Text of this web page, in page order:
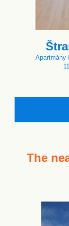
Apartmány
The